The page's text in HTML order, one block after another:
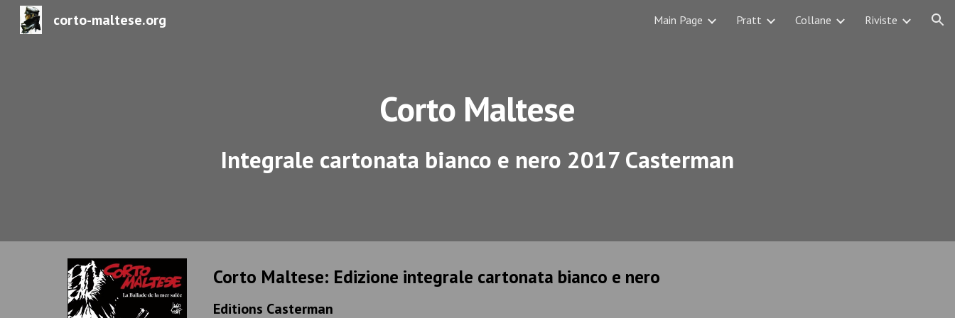
corto-maltese.org Main Page Pratt Collane Riviste
Corto Maltese
Integrale cartonata bianco e nero 2017 Casterman
Corto Maltese: Edizione integrale cartonata bianco e nero
Editions Casterman